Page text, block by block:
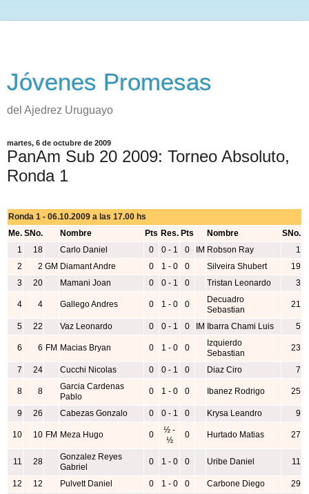
Jóvenes Promesas
del Ajedrez Uruguayo
martes, 6 de octubre de 2009
PanAm Sub 20 2009: Torneo Absoluto,
Ronda 1
Ronda 1 - 06.10.2009 a las 17.00 hs
Me. SNo. Nombre Pts Res. Pts Nombre
SNo.
1
18 Carlo Daniel 0 0 - 1 0 IM Robson Ray
1
2
2 GM Diamant Andre 0 1 - 0 0 Silveira Shubert
19
3
20 Mamani Joan 0 0 - 1 0 Tristan Leonardo 3
4 4 Gallego Andres 0 1 - 0 0
Decuadro
Sebastian
21
5 22 Vaz Leonardo 0 0 - 1 0 IM Ibarra Chami Luis 5
6 6 FM Macias Bryan 0 1 - 0 0
Izquierdo
Sebastian
23
7 24 Cucchi Nicolas 0 0 - 1 0 Diaz Ciro 7
8 8
Garcia Cardenas
Pablo
0 1 - 0 0 Ibanez Rodrigo 25
9 26 Cabezas Gonzalo 0 0 - 1 0 Krysa Leandro 9
10 10 FM Meza Hugo 0
½ -
½
0 Hurtado Matias 27
11 28
Gonzalez Reyes
Gabriel
0 1 - 0 0 Uribe Daniel 11
12 12 Pulvett Daniel 0 1 - 0 0 Carbone Diego 29